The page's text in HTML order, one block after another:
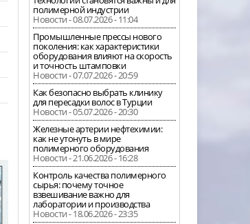
полимерной индустрии
Новости - 08.07.2026 - 11:04
Промышленные прессы нового
поколения: как характеристики
оборудования влияют на скорость
и точность штамповки
Новости - 07.07.2026 - 20:59
Как безопасно выбрать клинику
для пересадки волос в Турции
Новости - 05.07.2026 - 20:30
Железные артерии нефтехимии:
как не утонуть в мире
полимерного оборудования
Новости - 21.06.2026 - 16:28
Контроль качества полимерного
сырья: почему точное
взвешивание важно для
лаборатории и производства
Новости - 18.06.2026 - 23:35